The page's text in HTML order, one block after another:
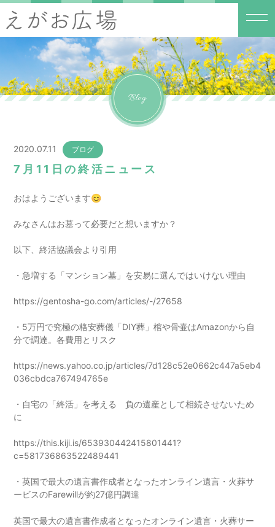
Blog
2020.07.11 ブログ
7月11日の終活ニュース
おはようございます😊
みなさんはお墓って必要だと想いますか？
以下、終活協議会より引用
・急増する「マンション墓」を安易に選んではいけない理由
https://gentosha-go.com/articles/-/27658
・5万円で究極の格安葬儀「DIY葬」棺や骨壷はAmazonから自
分で調達。各費用とリスク
https://news.yahoo.co.jp/articles/7d128c52e0662c447a5eb4
036cbdca767494765e
・自宅の「終活」を考える 負の遺産として相続させないため
に
https://this.kiji.is/653930442415801441?
c=581736863522489441
・英国で最大の遺言書作成者となったオンライン遺言・火葬サ
ービスのFarewillが約27億円調達
英国で最大の遺言書作成者となったオンライン遺言・火葬サー